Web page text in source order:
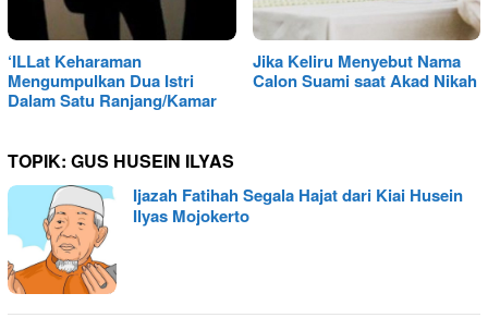
‘ILLat Keharaman
Mengumpulkan Dua Istri
Dalam Satu Ranjang/Kamar
Jika Keliru Menyebut Nama
Calon Suami saat Akad Nikah
TOPIK: GUS HUSEIN ILYAS
Ijazah Fatihah Segala Hajat dari Kiai Husein
Ilyas Mojokerto